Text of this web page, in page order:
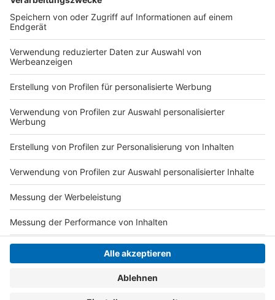
Wie kann ich mitmachen?
geht zum VT Kempen.
Anzeige
Anzeige